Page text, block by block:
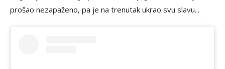
prošao nezapaženo, pa je na trenutak ukrao svu slavu...